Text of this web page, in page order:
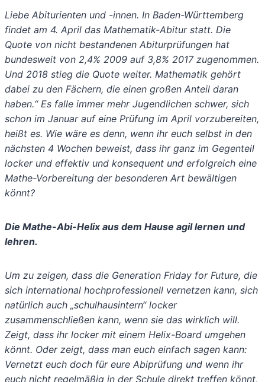
Liebe Abiturienten und -innen. In Baden-Württemberg
findet am 4. April das Mathematik-Abitur statt. Die
Quote von nicht bestandenen Abiturprüfungen hat
bundesweit von 2,4% 2009 auf 3,8% 2017 zugenommen.
Und 2018 stieg die Quote weiter. Mathematik gehört
dabei zu den Fächern, die einen großen Anteil daran
haben.“ Es falle immer mehr Jugendlichen schwer, sich
schon im Januar auf eine Prüfung im April vorzubereiten,
heißt es. Wie wäre es denn, wenn ihr euch selbst in den
nächsten 4 Wochen beweist, dass ihr ganz im Gegenteil
locker und effektiv und konsequent und erfolgreich eine
Mathe-Vorbereitung der besonderen Art bewältigen
könnt?
Die Mathe-Abi-Helix aus dem Hause agil lernen und
lehren.
Um zu zeigen, dass die Generation Friday for Future, die
sich international hochprofessionell vernetzen kann, sich
natürlich auch „schulhausintern“ locker
zusammenschließen kann, wenn sie das wirklich will.
Zeigt, dass ihr locker mit einem Helix-Board umgehen
könnt. Oder zeigt, dass man euch einfach sagen kann:
Vernetzt euch doch für eure Abiprüfung und wenn ihr
euch nicht regelmäßig in der Schule direkt treffen könnt,